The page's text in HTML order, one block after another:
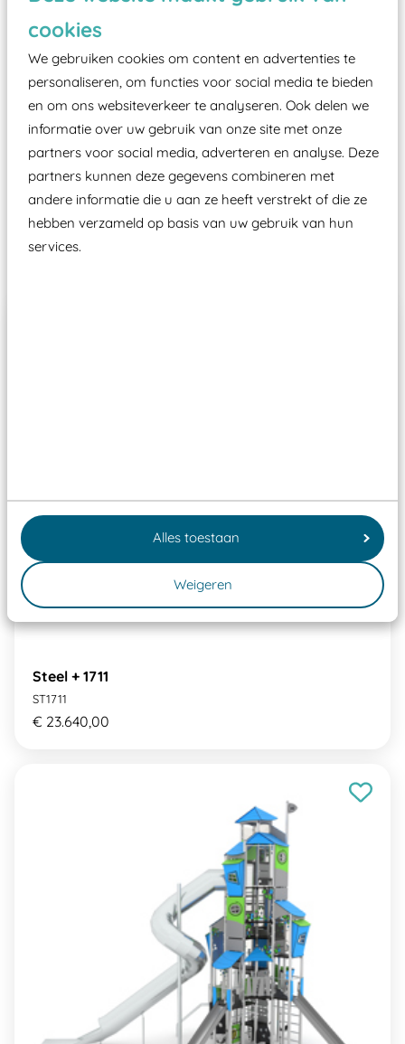
cookies
We gebruiken cookies om content en advertenties te
personaliseren, om functies voor social media te bieden
en om ons websiteverkeer te analyseren. Ook delen we
informatie over uw gebruik van onze site met onze
partners voor social media, adverteren en analyse. Deze
partners kunnen deze gegevens combineren met
andere informatie die u aan ze heeft verstrekt of die ze
hebben verzameld op basis van uw gebruik van hun
services.
Alles toestaan
Weigeren
Elk speeltoestel in de openbare ruimte voorzien
moet zijn van een typekeuring, -plaatje en
certificering, uitgegeven door een Nederlands
aangewezen keuringsinstantie?
Wij ook speeltoestellen kunnen laten keuren zodat
ze toch binnen het Warenwetbesluit Attractie- en
Speeltoestellen vallen?
Past er goed bij
Steel + 1711
ST1711
€ 23.640,00